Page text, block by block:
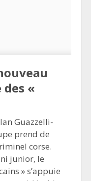
«
Guazzelli-
prend de
corse.
junior, le
» s’appuie